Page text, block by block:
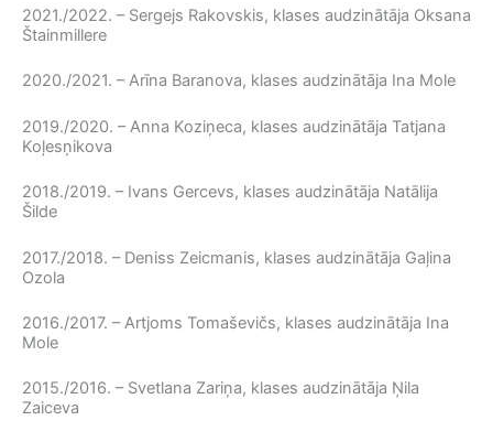
2021./2022. – Sergejs Rakovskis, klases audzinātāja Oksana
Štainmillere
2020./2021. – Arīna Baranova, klases audzinātāja Ina Mole
2019./2020. – Anna Koziņeca, klases audzinātāja Tatjana
Koļesņikova
2018./2019. – Ivans Gercevs, klases audzinātāja Natālija
Šilde
2017./2018. – Deniss Zeicmanis, klases audzinātāja Gaļina
Ozola
2016./2017. – Artjoms Tomaševičs, klases audzinātāja Ina
Mole
2015./2016. – Svetlana Zariņa, klases audzinātāja Ņila
Zaiceva